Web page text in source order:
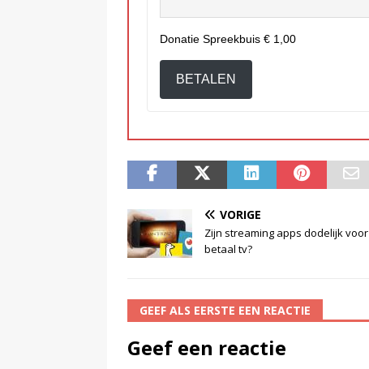
Donatie Spreekbuis € 1,00
BETALEN
VORIGE
Zijn streaming apps dodelijk voor
betaal tv?
GEEF ALS EERSTE EEN REACTIE
Geef een reactie